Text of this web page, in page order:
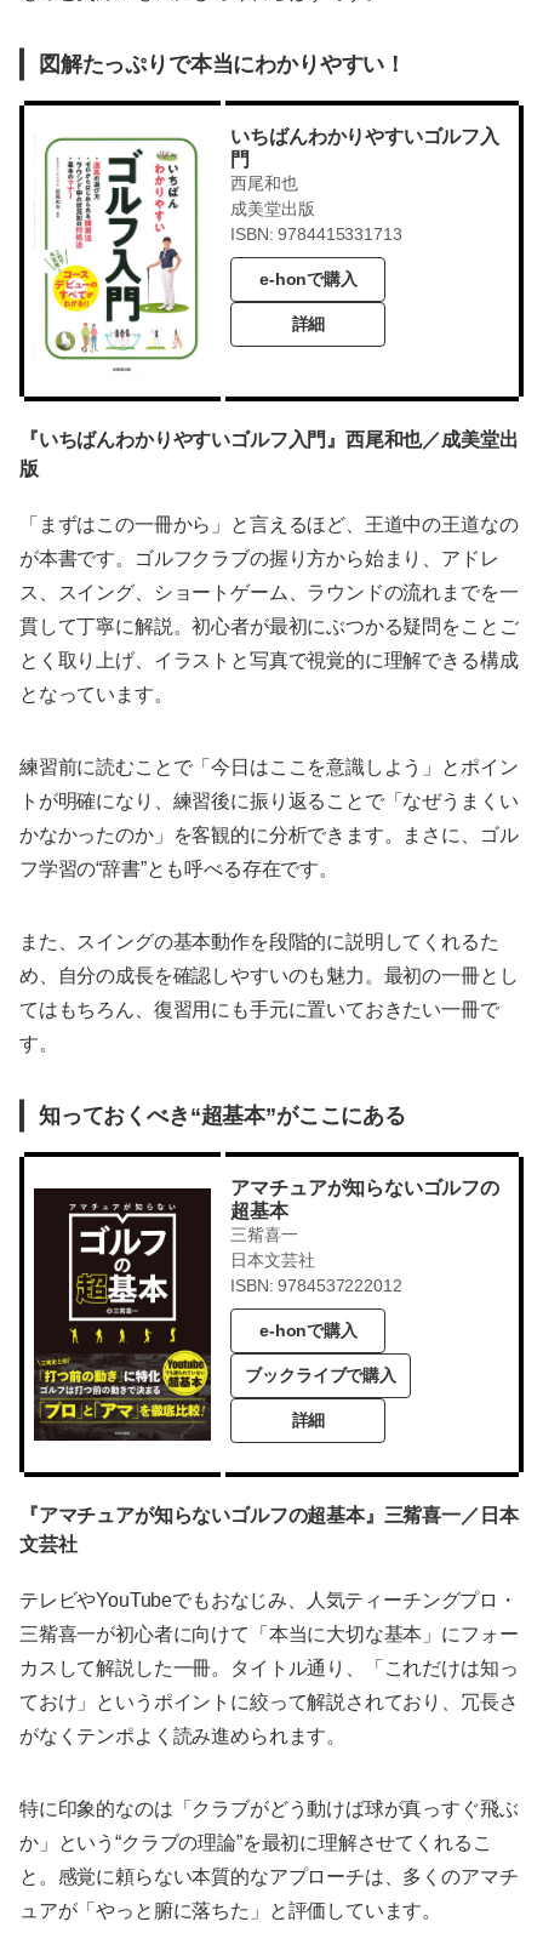
図解たっぷりで本当にわかりやすい！
いちばんわかりやすいゴルフ入
門
西尾和也
成美堂出版
ISBN: 9784415331713
e-honで購入
詳細
『いちばんわかりやすいゴルフ入門』西尾和也／成美堂出
版
「まずはこの一冊から」と言えるほど、王道中の王道なの
が本書です。ゴルフクラブの握り方から始まり、アドレ
ス、スイング、ショートゲーム、ラウンドの流れまでを一
貫して丁寧に解説。初心者が最初にぶつかる疑問をことご
とく取り上げ、イラストと写真で視覚的に理解できる構成
となっています。
練習前に読むことで「今日はここを意識しよう」とポイン
トが明確になり、練習後に振り返ることで「なぜうまくい
かなかったのか」を客観的に分析できます。まさに、ゴル
フ学習の“辞書”とも呼べる存在です。
また、スイングの基本動作を段階的に説明してくれるた
め、自分の成長を確認しやすいのも魅力。最初の一冊とし
てはもちろん、復習用にも手元に置いておきたい一冊で
す。
知っておくべき“超基本”がここにある
アマチュアが知らないゴルフの
超基本
三觜喜一
日本文芸社
ISBN: 9784537222012
e-honで購入
ブックライブで購入
詳細
『アマチュアが知らないゴルフの超基本』三觜喜一／日本
文芸社
テレビやYouTubeでもおなじみ、人気ティーチングプロ・
三觜喜一が初心者に向けて「本当に大切な基本」にフォー
カスして解説した一冊。タイトル通り、「これだけは知っ
ておけ」というポイントに絞って解説されており、冗長さ
がなくテンポよく読み進められます。
特に印象的なのは「クラブがどう動けば球が真っすぐ飛ぶ
か」という“クラブの理論”を最初に理解させてくれるこ
と。感覚に頼らない本質的なアプローチは、多くのアマチ
ュアが「やっと腑に落ちた」と評価しています。